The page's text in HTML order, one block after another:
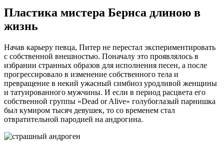
Пластика мистера Бернса длиною в
жизнь
Начав карьеру певца, Питер не перестал экспериментировать
с собственной внешностью. Поначалу это проявлялось в
избрании странных образов для исполнения песен, а после
прогрессировало в изменение собственного тела и
превращение в некий ужасный симбиоз уродливой женщины
и татуированного мужчины. И если в период расцвета его
собственной группы «Dead or Alive» голубоглазый парнишка
был кумиром тысяч девушек, то со временем стал
отвратительной пародией на андрогина.